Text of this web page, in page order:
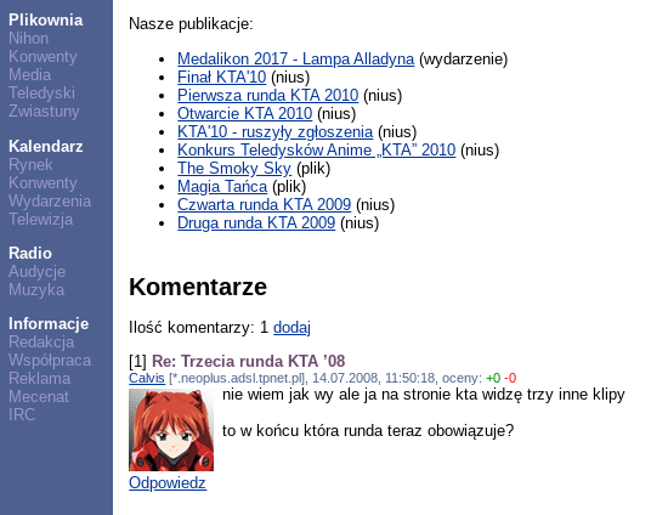
Plikownia
Nihon
Konwenty
Media
Teledyski
Zwiastuny
Kalendarz
Rynek
Konwenty
Wydarzenia
Telewizja
Radio
Audycje
Muzyka
Informacje
Redakcja
Współpraca
Reklama
Mecenat
IRC
Nasze publikacje:
Medalikon 2017 - Lampa Alladyna (wydarzenie)
Finał KTA'10 (nius)
Pierwsza runda KTA 2010 (nius)
Otwarcie KTA 2010 (nius)
KTA'10 - ruszyły zgłoszenia (nius)
Konkurs Teledysków Anime „KTA” 2010 (nius)
The Smoky Sky (plik)
Magia Tańca (plik)
Czwarta runda KTA 2009 (nius)
Druga runda KTA 2009 (nius)
Komentarze
Ilość komentarzy: 1dodaj
[1] Re: Trzecia runda KTA ’08
Calvis [*.neoplus.adsl.tpnet.pl], 14.07.2008, 11:50:18, oceny:+0 -0
nie wiem jak wy ale ja na stronie kta widzę trzy inne klipy
to w końcu która runda teraz obowiązuje?
Odpowiedz